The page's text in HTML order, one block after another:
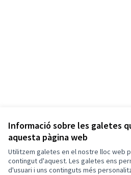
Informació sobre les galetes
aquesta pàgina web
Utilitzem galetes en el nostre lloc web
contingut d'aquest. Les galetes ens
d'usuari i uns continguts més